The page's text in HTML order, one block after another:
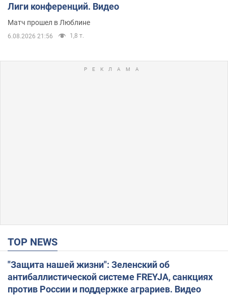
Лиги конференций. Видео
Матч прошел в Люблине
6.08.2026 21:56 1,8 т.
TOP NEWS
"Защита нашей жизни": Зеленский об
антибаллистической системе FREYJA, санкциях
против России и поддержке аграриев. Видео